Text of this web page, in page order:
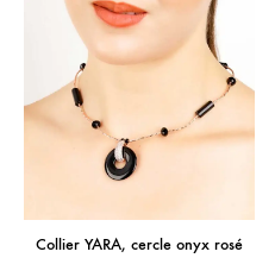
Collier YARA, cercle onyx rosé